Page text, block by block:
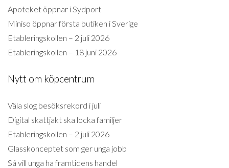
Apoteket öppnar i Sydport
Miniso öppnar första butiken i Sverige
Etableringskollen – 2 juli 2026
Etableringskollen – 18 juni 2026
Nytt om köpcentrum
Väla slog besöksrekord i juli
Digital skattjakt ska locka familjer
Etableringskollen – 2 juli 2026
Glasskonceptet som ger unga jobb
Så vill unga ha framtidens handel